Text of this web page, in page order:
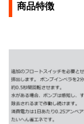
商品特徴